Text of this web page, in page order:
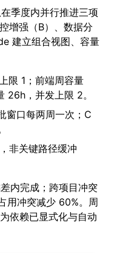
季度内并行推进三项
增强（B）、数据分
建立组合视图、容量
限 1；前端周容量
26h，并发上限 2。
窗口每两周一次；C
非关键路径缓冲
内完成；跨项目冲突
用冲突减少 60%。周
依赖已显式化与自动